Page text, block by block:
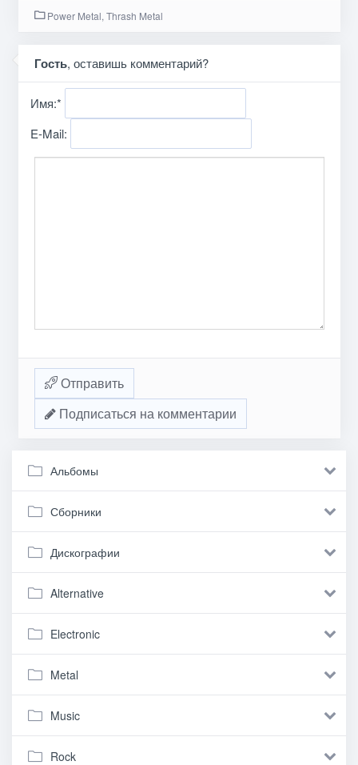
Power Metal, Thrash Metal
Гость, оставишь комментарий?
Имя:*
E-Mail:
Отправить
Подписаться на комментарии
Альбомы
Сборники
Дискографии
Alternative
Electronic
Metal
Music
Rock